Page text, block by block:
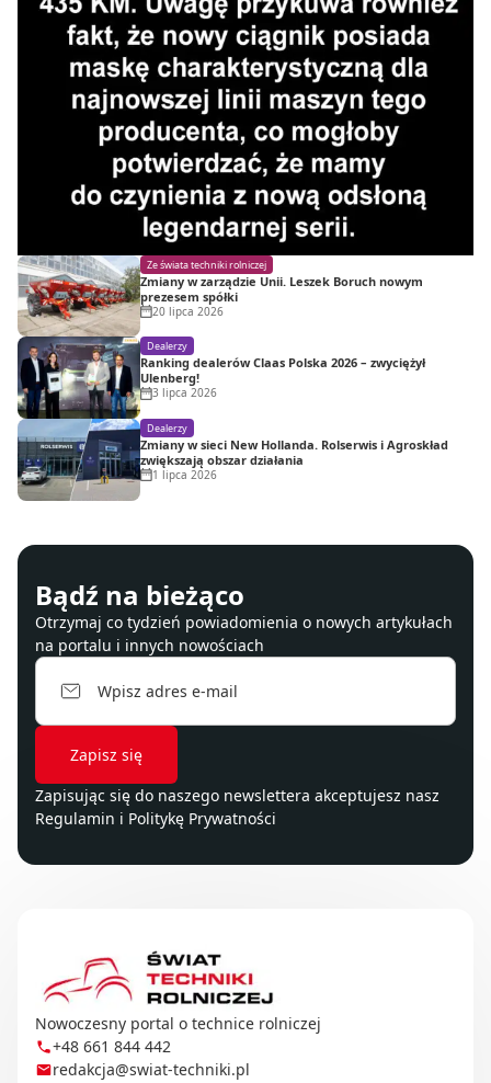
Ze świata techniki rolniczej
Zmiany w zarządzie Unii. Leszek Boruch nowym
prezesem spółki
20 lipca 2026
Dealerzy
Ranking dealerów Claas Polska 2026 – zwyciężył
Ulenberg!
3 lipca 2026
Dealerzy
Zmiany w sieci New Hollanda. Rolserwis i Agroskład
zwiększają obszar działania
1 lipca 2026
Bądź na bieżąco
Otrzymaj co tydzień powiadomienia o nowych artykułach
na portalu i innych nowościach
Zapisując się do naszego newslettera akceptujesz nasz
Regulamin i Politykę Prywatności
Nowoczesny portal o technice rolniczej
+48 661 844 442
redakcja@swiat-techniki.pl